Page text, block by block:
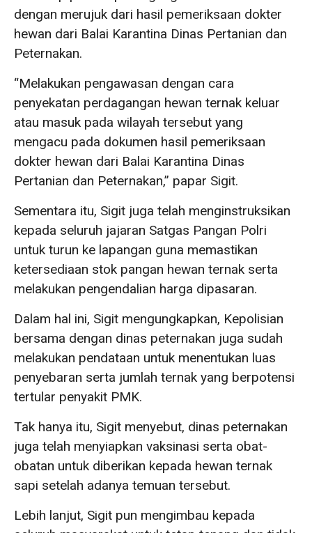
dengan merujuk dari hasil pemeriksaan dokter
hewan dari Balai Karantina Dinas Pertanian dan
Peternakan.
“Melakukan pengawasan dengan cara
penyekatan perdagangan hewan ternak keluar
atau masuk pada wilayah tersebut yang
mengacu pada dokumen hasil pemeriksaan
dokter hewan dari Balai Karantina Dinas
Pertanian dan Peternakan,” papar Sigit.
Sementara itu, Sigit juga telah menginstruksikan
kepada seluruh jajaran Satgas Pangan Polri
untuk turun ke lapangan guna memastikan
ketersediaan stok pangan hewan ternak serta
melakukan pengendalian harga dipasaran.
Dalam hal ini, Sigit mengungkapkan, Kepolisian
bersama dengan dinas peternakan juga sudah
melakukan pendataan untuk menentukan luas
penyebaran serta jumlah ternak yang berpotensi
tertular penyakit PMK.
Tak hanya itu, Sigit menyebut, dinas peternakan
juga telah menyiapkan vaksinasi serta obat-
obatan untuk diberikan kepada hewan ternak
sapi setelah adanya temuan tersebut.
Lebih lanjut, Sigit pun mengimbau kepada